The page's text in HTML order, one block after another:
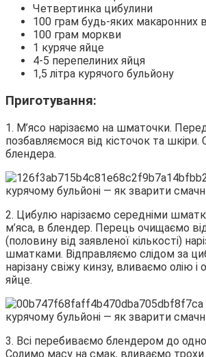
Четвертинка цибулини
100 грам будь-яких макаронних
100 грам моркви
1 куряче яйце
4-5 перепелиних яйця
1,5 літра курячого бульйону
Приготування:
1. М’ясо нарізаємо на шматочки.
позбавляємося від кісточок та
блендера.
2. Цибулю нарізаємо середніми
м’яса, в блендер. Перець очищаємо
(половину від заявленої кількості)
шматками. Відправляємо слідом за
нарізану свіжу кинзу, вливаємо олію і
яйце.
3. Всі перебиваємо блендером до
Солимо масу на смак, вливаємо